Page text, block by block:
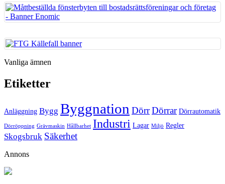
Vanliga ämnen
Etiketter
Anläggning Bygg Byggnation DörrDörrar Dörrautomatik
Dörröppning Grävmaskin Hållbarhet Industri Lagar Miljö Regler
Skogsbruk Säkerhet
Annons